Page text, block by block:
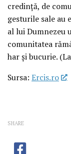
credință, de
gesturile sale au
al lui Dumnezeu
comunitatea
har și bucurie.
Sursa: Ercis.ro
SHARE